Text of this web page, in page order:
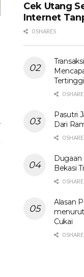
Cek Utang
Internet
0 SHARES
Tertinggi
0
Pasutri
Dari
0
Bekasi
0
Alasan
Cukai
0